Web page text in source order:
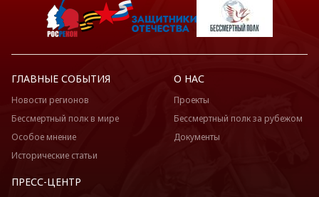
ГЛАВНЫЕ СОБЫТИЯ
Новости регионов
Бессмертный полк в мире
Особое мнение
Исторические статьи
О НАС
Проекты
Бессмертный полк за рубежом
Документы
ПРЕСС-ЦЕНТР